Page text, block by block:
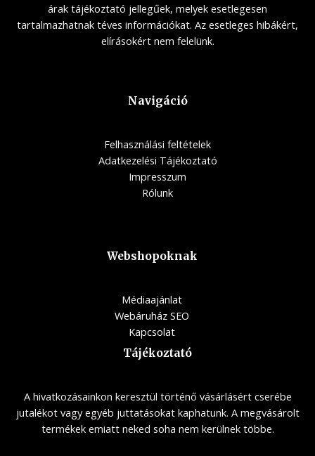
árak tájékoztató jellegűek, melyek esetlegesen
tartalmazhatnak téves információkat. Az esetleges hibákért,
elírásokért nem felelünk.
Navigáció
Felhasználási feltételek
Adatkezelési Tájékoztató
Impresszum
Rólunk
Webshopoknak
Médiaajánlat
Webáruház SEO
Kapcsolat
Tájékoztató
A hivatkozásainkon keresztül történő vásárlásért cserébe
jutalékot vagy egyéb juttatásokat kaphatunk. A megvásárolt
termékek emiatt neked soha nem kerülnek többe.